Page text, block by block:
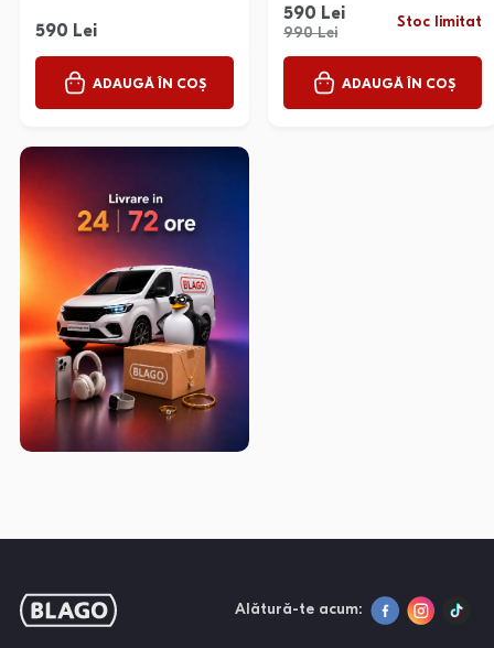
590 Lei
ADAUGĂ ÎN COȘ
590 Lei
990 Lei
Stoc limitat
ADAUGĂ ÎN COȘ
Alătură-te acum: